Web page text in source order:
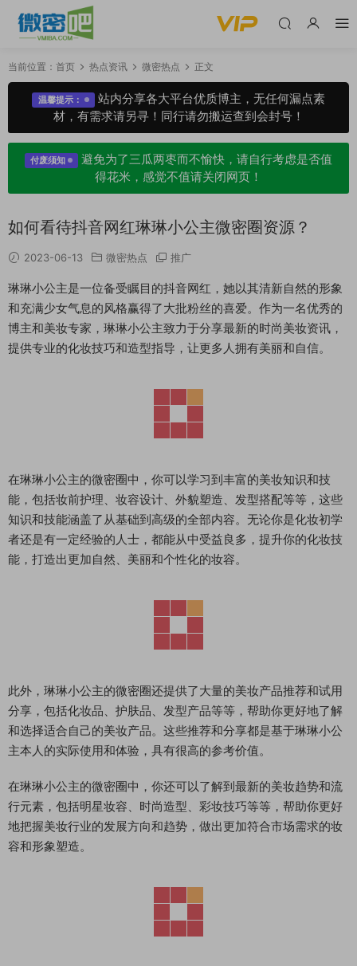
当前位置： 首页 热点资讯 微密热点 正文
温馨提示：
站内分享各大平台优质博主，无任何漏点素
材，有需求请另寻！同行请勿搬运查到会封号！
付废须知
避免为了三瓜两枣而不愉快，请自行考虑是否值
得花米，感觉不值请关闭网页！
如何看待抖音网红琳琳小公主微密圈资源？
2023-06-13 微密热点 推广
琳琳小公主是一位备受瞩目的抖音网红，她以其清新自然的形象
和充满少女气息的风格赢得了大批粉丝的喜爱。作为一名优秀的
博主和美妆专家，琳琳小公主致力于分享最新的时尚美妆资讯，
提供专业的化妆技巧和造型指导，让更多人拥有美丽和自信。
在琳琳小公主的微密圈中，你可以学习到丰富的美妆知识和技
能，包括妆前护理、妆容设计、外貌塑造、发型搭配等等，这些
知识和技能涵盖了从基础到高级的全部内容。无论你是化妆初学
者还是有一定经验的人士，都能从中受益良多，提升你的化妆技
能，打造出更加自然、美丽和个性化的妆容。
此外，琳琳小公主的微密圈还提供了大量的美妆产品推荐和试用
分享，包括化妆品、护肤品、发型产品等等，帮助你更好地了解
和选择适合自己的美妆产品。这些推荐和分享都是基于琳琳小公
主本人的实际使用和体验，具有很高的参考价值。
在琳琳小公主的微密圈中，你还可以了解到最新的美妆趋势和流
行元素，包括明星妆容、时尚造型、彩妆技巧等等，帮助你更好
地把握美妆行业的发展方向和趋势，做出更加符合市场需求的妆
容和形象塑造。